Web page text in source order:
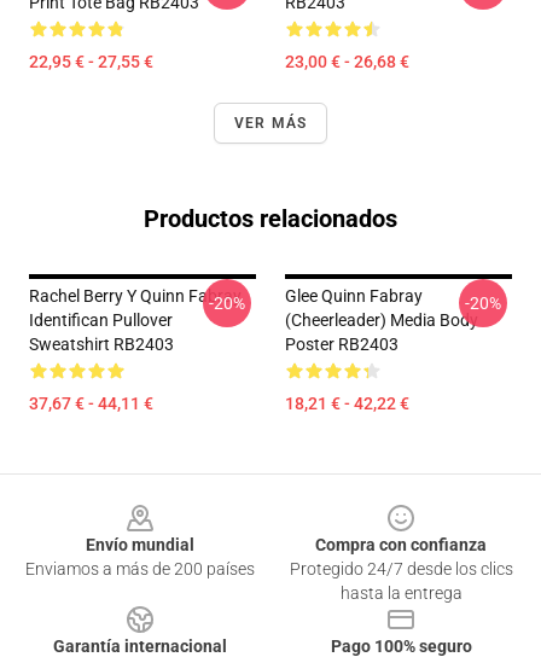
22,95 € - 27,55 € 23,00 € - 26,68 €
VER MÁS
Productos relacionados
Rachel Berry Y Quinn Fabray
Identifican Pullover
Sweatshirt RB2403
37,67 € - 44,11 €
-20%
Glee Quinn Fabray
(Cheerleader) Media Body
Poster RB2403
18,21 € - 42,22 €
-20%
Envío mundial
Enviamos a más de 200 países
Compra con confianza
Protegido 24/7 desde los clics
hasta la entrega
Garantía internacional
Pago 100% seguro